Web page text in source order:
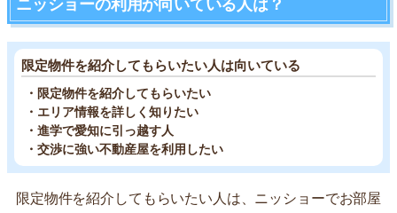
ニッショーの利用が向いている人は？
限定物件を紹介してもらいたい人は向いている
・限定物件を紹介してもらいたい
・エリア情報を詳しく知りたい
・進学で愛知に引っ越す人
・交渉に強い不動産屋を利用したい
限定物件を紹介してもらいたい人は、ニッショーでお部屋